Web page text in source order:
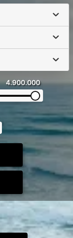
4.900.000